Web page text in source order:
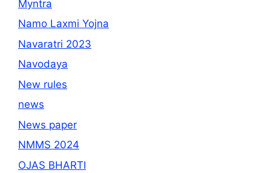
Myntra
Namo Laxmi Yojna
Navaratri 2023
Navodaya
New rules
news
News paper
NMMS 2024
OJAS BHARTI